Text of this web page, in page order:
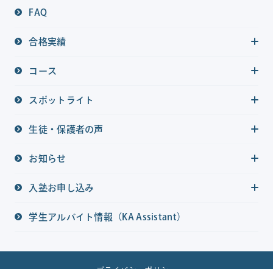
FAQ
合格実績
コース
スポットライト
生徒・保護者の声
お知らせ
入塾お申し込み
学生アルバイト情報（KA Assistant）